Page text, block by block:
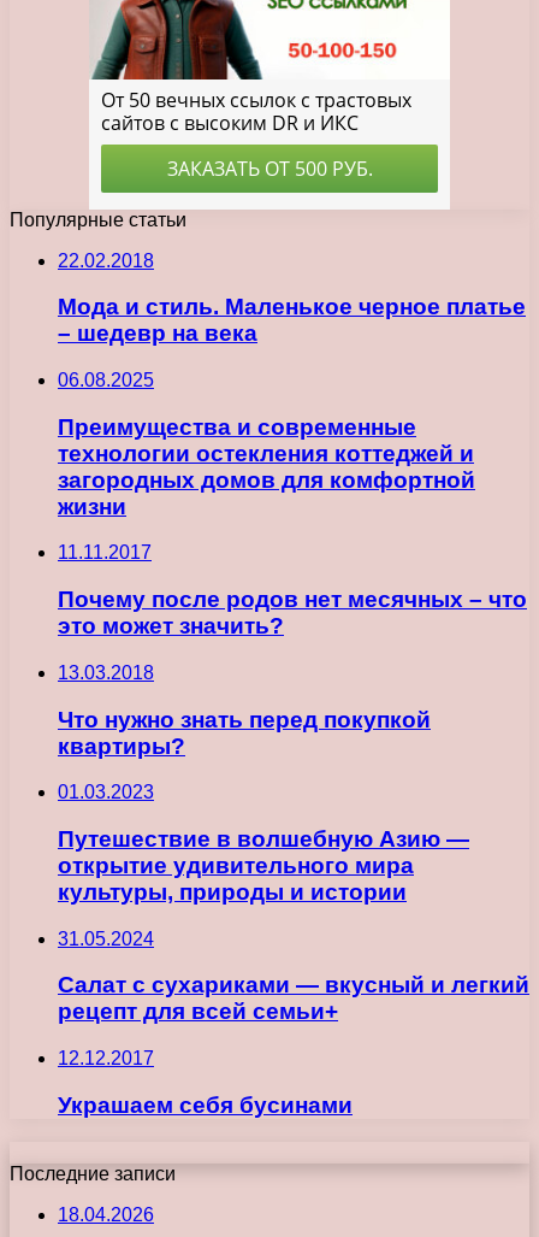
Популярные статьи
22.02.2018
Мода и стиль. Маленькое черное платье
– шедевр на века
06.08.2025
Преимущества и современные
технологии остекления коттеджей и
загородных домов для комфортной
жизни
11.11.2017
Почему после родов нет месячных – что
это может значить?
13.03.2018
Что нужно знать перед покупкой
квартиры?
01.03.2023
Путешествие в волшебную Азию —
открытие удивительного мира
культуры, природы и истории
31.05.2024
Салат с сухариками — вкусный и легкий
рецепт для всей семьи+
12.12.2017
Украшаем себя бусинами
Последние записи
18.04.2026